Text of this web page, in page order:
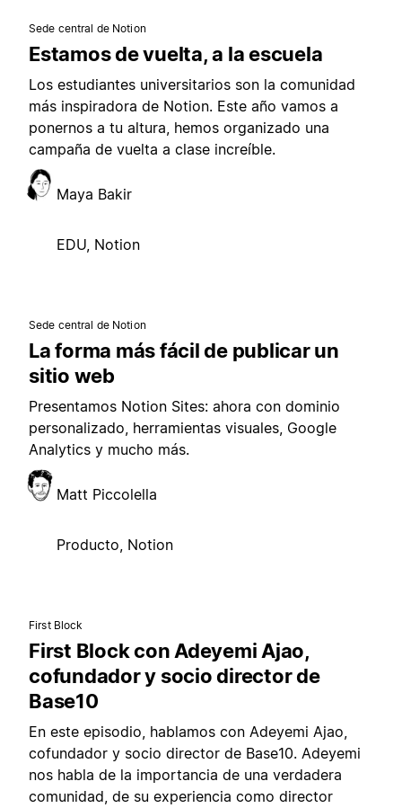
Sede central de Notion
Estamos de vuelta, a la escuela
Los estudiantes universitarios son la comunidad
más inspiradora de Notion. Este año vamos a
ponernos a tu altura, hemos organizado una
campaña de vuelta a clase increíble.
Maya Bakir
EDU, Notion
Sede central de Notion
La forma más fácil de publicar un
sitio web
Presentamos Notion Sites: ahora con dominio
personalizado, herramientas visuales, Google
Analytics y mucho más.
Matt Piccolella
Producto, Notion
First Block
First Block con Adeyemi Ajao,
cofundador y socio director de
Base10
En este episodio, hablamos con Adeyemi Ajao,
cofundador y socio director de Base10. Adeyemi
nos habla de la importancia de una verdadera
comunidad, de su experiencia como director